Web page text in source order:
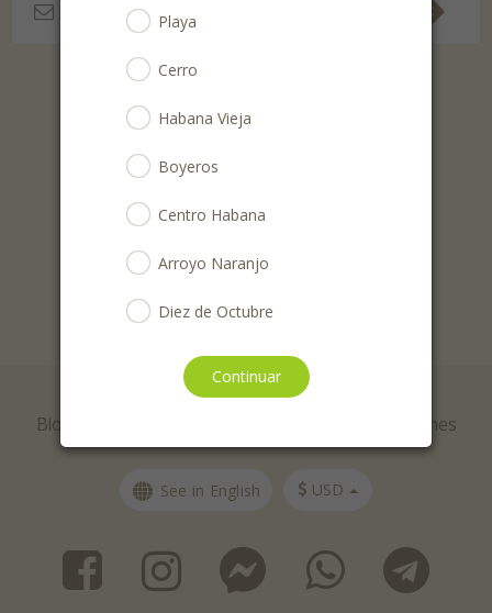
Playa
Cerro
Habana Vieja
Boyeros
Centro Habana
Arroyo Naranjo
Diez de Octubre
Habana del Este
Marianao
Continuar
Sólo recibirás ofertas 1 vez por semana.
© AlaMesa Cuba 2026
Blog Términos y condiciones
See in English USD
Share this selection